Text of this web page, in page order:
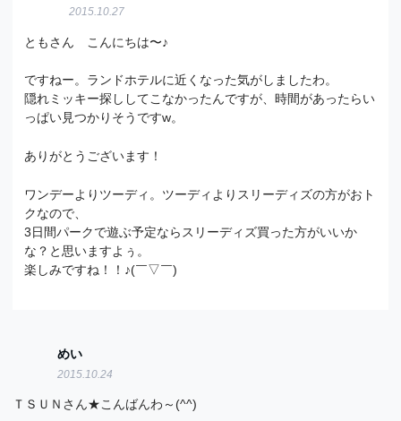
2015.10.27
ともさん こんにちは〜♪
ですねー。ランドホテルに近くなった気がしましたわ。
隠れミッキー探ししてこなかったんですが、時間があったらい
っぱい見つかりそうですw。
ありがとうございます！
ワンデーよりツーディ。ツーディよりスリーディズの方がおト
クなので、
3日間パークで遊ぶ予定ならスリーディズ買った方がいいか
な？と思いますよぅ。
楽しみですね！！♪(￣▽￣)
めい
2015.10.24
ＴＳＵＮさん★こんばんわ～(^^)